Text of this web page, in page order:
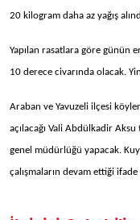
20 kilogram daha az yağış
Yapılan rasatlara göre günün
10 derece civarında olacak.
Araban ve Yavuzeli ilçesi
açılacağı Vali Abdülkadir
genel müdürlüğü yapacak.
çalışmaların devam ettiği